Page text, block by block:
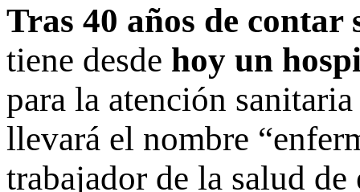
Tras 40 años de contar
tiene desde hoy un
para la atención
llevará el nombre
trabajador de la salud